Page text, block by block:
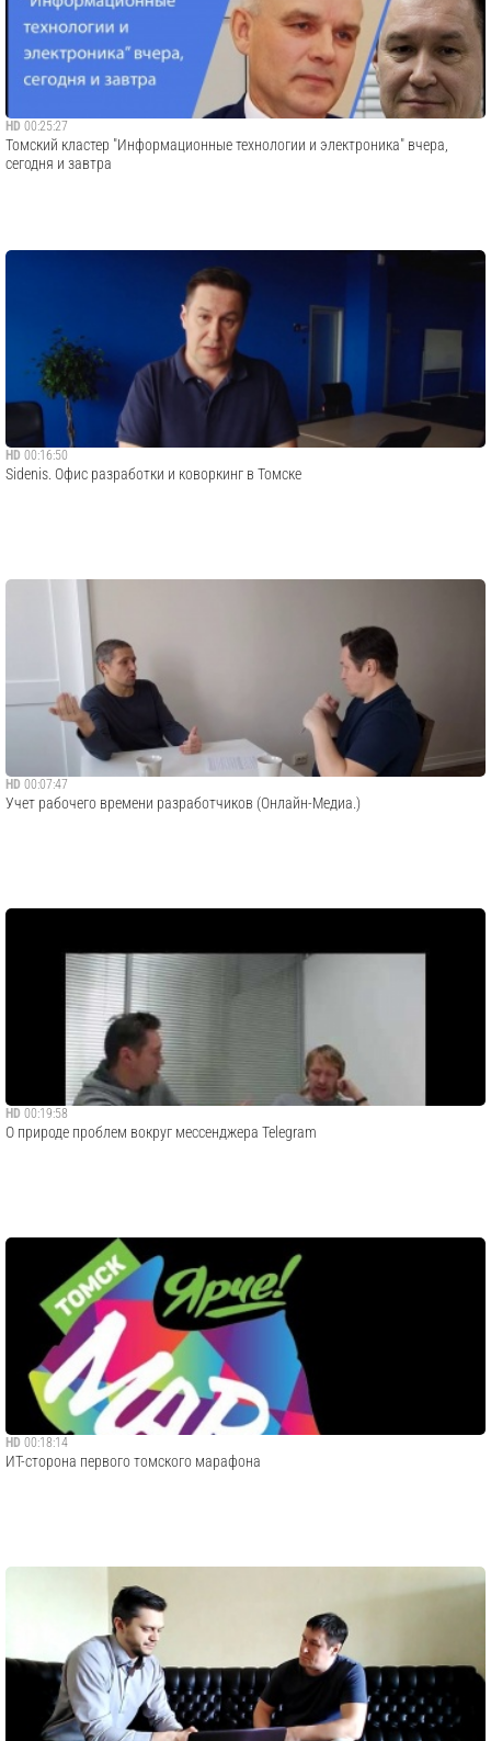
HD 00:25:27
Томский кластер "Информационные технологии и электроника" вчера,
сегодня и завтра
HD 00:16:50
Sidenis. Офис разработки и коворкинг в Томске
HD 00:07:47
Учет рабочего времени разработчиков (Онлайн-Медиа.)
HD 00:19:58
О природе проблем вокруг мессенджера Telegram
HD 00:18:14
ИТ-сторона первого томского марафона